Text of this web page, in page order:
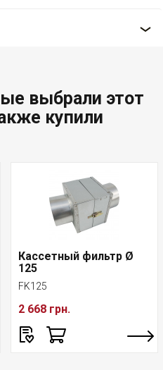
выбрали этот
купили
Кассетный фильтр Ø
125
FK125
2 668 грн.